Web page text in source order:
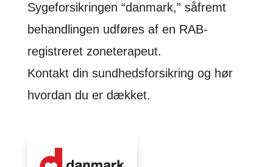
Sygeforsikringen “danmark,” såfremt
behandlingen udføres af en RAB-
registreret zoneterapeut.
Kontakt din sundhedsforsikring og hør
hvordan du er dækket.